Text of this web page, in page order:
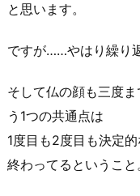
と思います。
ですが……やはり繰り
そして仏の顔も三度
う1つの共通点は
1度目も2度目も決定
終わってるということ